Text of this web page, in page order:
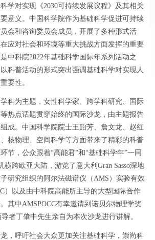
学对实现《2030可持续发展议程》及其相关
意义。中国科学院作为基础科学促进可持续
会和咨询委员会成员，开展了多种形式活
应对社会和环境等重大挑战方面发挥的重要
中科院2022年基础科学国际年系列活动之
科普活动的形式突出强调基础科学对实现人
要性。
为主题，女性科学家、跨学科研究、国际
热点话题贯穿始终的国际沙龙，由主题报告
成。中国科学院院士王贻芳、詹文龙、赵红
核物理、空间科学等方面带来了精彩的科普
节，公众跟着“高能君”和“基础科学年”一同
横跨欧亚大陆，游览了意大利Gran Sasso深地
研究组织的阿尔法磁谱仪（AMS）实验有效
）以及由中科院高能所主导的大型国际合作
其中AMSPOCC有幸邀请到诺贝尔物理学奖
者丁肇中先生亲自为本次沙龙进行讲解。
呼吁社会大众更加关注基础科学，崇尚科